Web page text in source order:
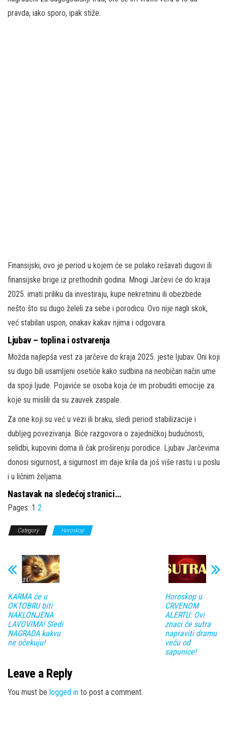
pravda, iako sporo, ipak stiže.
Finansijski, ovo je period u kojem će se polako rešavati dugovi ili
finansijske brige iz prethodnih godina. Mnogi Jarčevi će do kraja
2025. imati priliku da investiraju, kupe nekretninu ili obezbede
nešto što su dugo želeli za sebe i porodicu. Ovo nije nagli skok,
već stabilan uspon, onakav kakav njima i odgovara.
Ljubav – toplina i ostvarenja
Možda najlepša vest za jarčeve do kraja 2025. jeste ljubav. Oni koji
su dugo bili usamljeni osetiće kako sudbina na neobičan način ume
da spoji ljude. Pojaviće se osoba koja će im probuditi emocije za
koje su mislili da su zauvek zaspale.
Za one koji su već u vezi ili braku, sledi period stabilizacije i
dubljeg povezivanja. Biće razgovora o zajedničkoj budućnosti,
selidbi, kupovini doma ili čak proširenju porodice. Ljubav Jarčevima
donosi sigurnost, a sigurnost im daje krila da još više rastu i u poslu
i u ličnim željama.
Nastavak na sledećoj stranici…
Pages: 1 2
Category Horoskop
KARMA će u
OKTOBRU biti
NAKLONJENA
LAVOVIMA! Sledi
NAGRADA kakvu
ne očekuju!
Horoskop u
CRVENOM
ALERTU: Ovi
znaci će sutra
napraviti dramu
veću od
sapunice!
Leave a Reply
You must be logged in to post a comment.